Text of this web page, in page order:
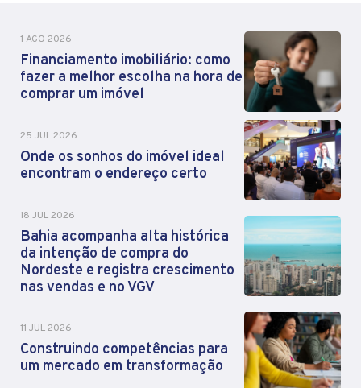
1 AGO 2026
Financiamento imobiliário: como
fazer a melhor escolha na hora de
comprar um imóvel
25 JUL 2026
Onde os sonhos do imóvel ideal
encontram o endereço certo
18 JUL 2026
Bahia acompanha alta histórica
da intenção de compra do
Nordeste e registra crescimento
nas vendas e no VGV
11 JUL 2026
Construindo competências para
um mercado em transformação